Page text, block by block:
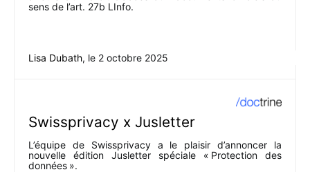
sens de l’art. 27b LInfo.
Lisa Dubath, le 2 octobre 2025
Swissprivacy x Jusletter
L’équipe de Swissprivacy a le plaisir d’annoncer la
nouvelle édition Jusletter spéciale « Protection des
données ».